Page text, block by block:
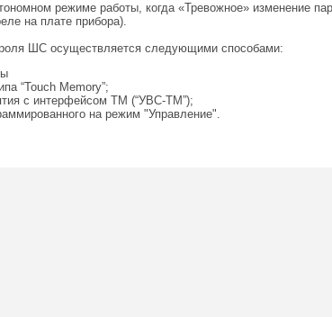
режиме работы, когда «Тревожное» изменение
на плате прибора).
ШС осуществляется следующими способами:
“Touch Memory”;
с интерфейсом ТМ (“УВС-ТМ”);
на режим "Управление".